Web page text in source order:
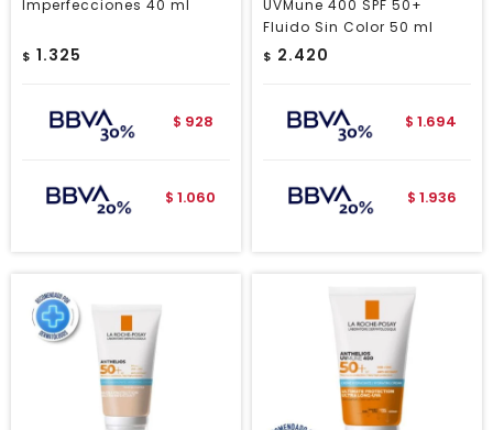
Imperfecciones 40 ml
$ 1.325
$ 928
$ 1.060
UVMune 400 SPF 50+
Fluido Sin Color 50 ml
$ 2.420
$ 1.694
$ 1.936